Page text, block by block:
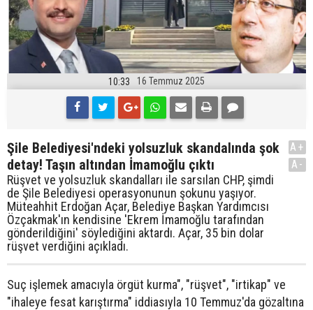
10:33 16 Temmuz 2025
Şile Belediyesi'ndeki yolsuzluk skandalında şok
detay! Taşın altından İmamoğlu çıktı
Rüşvet ve yolsuzluk skandalları ile sarsılan CHP, şimdi
de Şile Belediyesi operasyonunun şokunu yaşıyor.
Müteahhit Erdoğan Açar, Belediye Başkan Yardımcısı
Özçakmak'ın kendisine 'Ekrem İmamoğlu tarafından
gönderildiğini' söylediğini aktardı. Açar, 35 bin dolar
rüşvet verdiğini açıkladı.
A+
A-
Suç işlemek amacıyla örgüt kurma", "rüşvet", "irtikap" ve
"ihaleye fesat karıştırma" iddiasıyla 10 Temmuz'da gözaltına